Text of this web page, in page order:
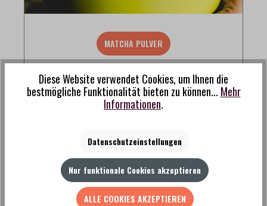
MATCHA PULVER
Diese Website verwendet Cookies, um Ihnen die
bestmögliche Funktionalität bieten zu können... Mehr
Informationen.
Datenschutzeinstellungen
Nur funktionale Cookies akzeptieren
ALLE COOKIES AKZEPTIEREN